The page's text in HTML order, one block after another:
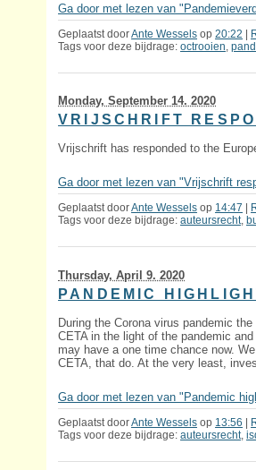
Ga door met lezen van
Geplaatst doorAnte Wessels op20:22 |
Tags voor deze bijdrage:octrooien,
Monday, September 14. 2020
VRIJSCHRIFT
Vrijschrift has responded to the
Ga door met lezen van "Vrijschrift
Geplaatst doorAnte Wessels op 14:47
Tags voor deze bijdrage:auteursrecht,
Thursday, April 9. 2020
PANDEMIC
During the Corona virus pandemic
CETA in the light of the pandemic
may have a one time chance now.
CETA, that do. At the very least,
Ga door met lezen van "Pandemic
Geplaatst doorAnte Wessels op 13:56 |
Tags voor deze bijdrage:auteursrecht,